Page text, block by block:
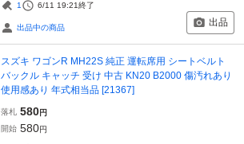
1 6/11 19:21終了
出品中の商品 出品
スズキ ワゴンR MH22S 純正 運転席用 シートベルト
バックル キャッチ 受け 中古 KN20 B2000 傷汚れあり
使用感あり 年式相当品 [21367]
落札 580円
開始 580円